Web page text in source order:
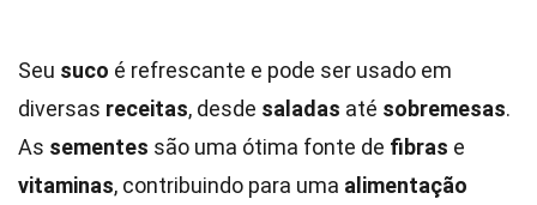
Seu suco é refrescante e pode ser usado em
diversas receitas, desde saladas até sobremesas.
As sementes são uma ótima fonte de fibras e
vitaminas, contribuindo para uma alimentação